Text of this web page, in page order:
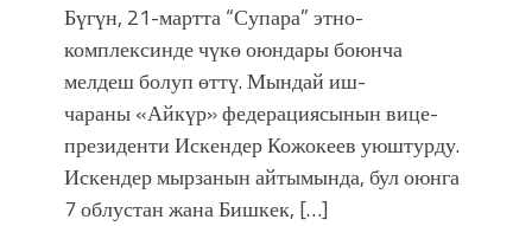
Бүгүн, 21-мартта “Супара” этно-
комплексинде чүкө оюндары боюнча
мелдеш болуп өттү. Мындай иш-
чараны «Айкүр» федерациясынын вице-
президенти Искендер Кожокеев уюштурду.
Искендер мырзанын айтымында, бул оюнга
7 облустан жана Бишкек, […]